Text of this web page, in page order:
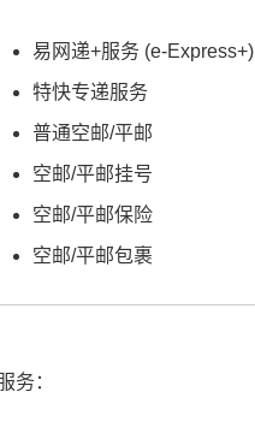
易网递+服务 (e-Express+)
特快专递服务
普通空邮/平邮
空邮/平邮挂号
空邮/平邮保险
空邮/平邮包裹
务：